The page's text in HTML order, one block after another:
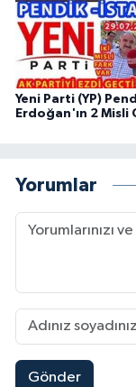
Yeni Parti (YP)
Erdoğan'ın 2 Misli
Yorumlar
Gönder